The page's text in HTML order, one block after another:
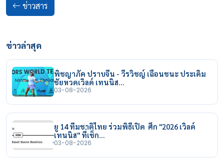
ข่าวสาร
ข่าวล่าสุด
พิชญาภัค ปราบจีน - วีรวิชญ์ เฉือนชนะ ประเดิม
ชัยหวดเวิลด์ เทนนิส…
03-08-2026
ยู 14 ทีมชาติไทย ร่วมพิธีเปิด ศึก "2026 เวิลด์
เทนนิส" ที่เช็ก…
03-08-2026